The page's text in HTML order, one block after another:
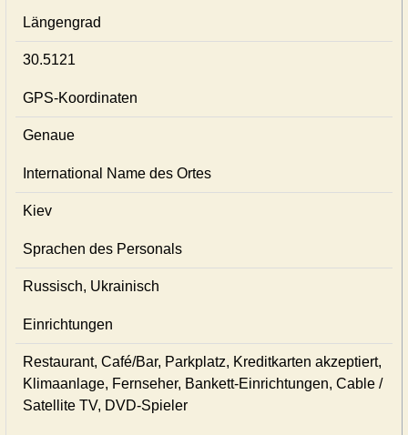
Längengrad
30.5121
GPS-Koordinaten
Genaue
International Name des Ortes
Kiev
Sprachen des Personals
Russisch, Ukrainisch
Einrichtungen
Restaurant, Café/Bar, Parkplatz, Kreditkarten akzeptiert,
Klimaanlage, Fernseher, Bankett-Einrichtungen, Cable /
Satellite TV, DVD-Spieler